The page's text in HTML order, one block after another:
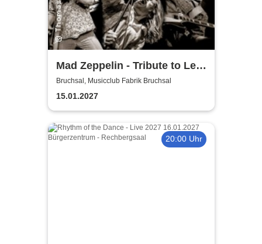
Mad Zeppelin - Tribute to Led
Zeppelin
Bruchsal, Musicclub Fabrik Bruchsal
15.01.2027
20:00 Uhr